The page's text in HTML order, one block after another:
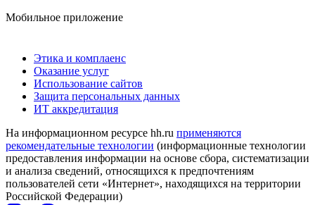
Мобильное приложение
Этика и комплаенс
Оказание услуг
Использование сайтов
Защита персональных данных
ИТ аккредитация
На информационном ресурсе hh.ru применяются
рекомендательные технологии (информационные технологии
предоставления информации на основе сбора, систематизации
и анализа сведений, относящихся к предпочтениям
пользователей сети «Интернет», находящихся на территории
Российской Федерации)